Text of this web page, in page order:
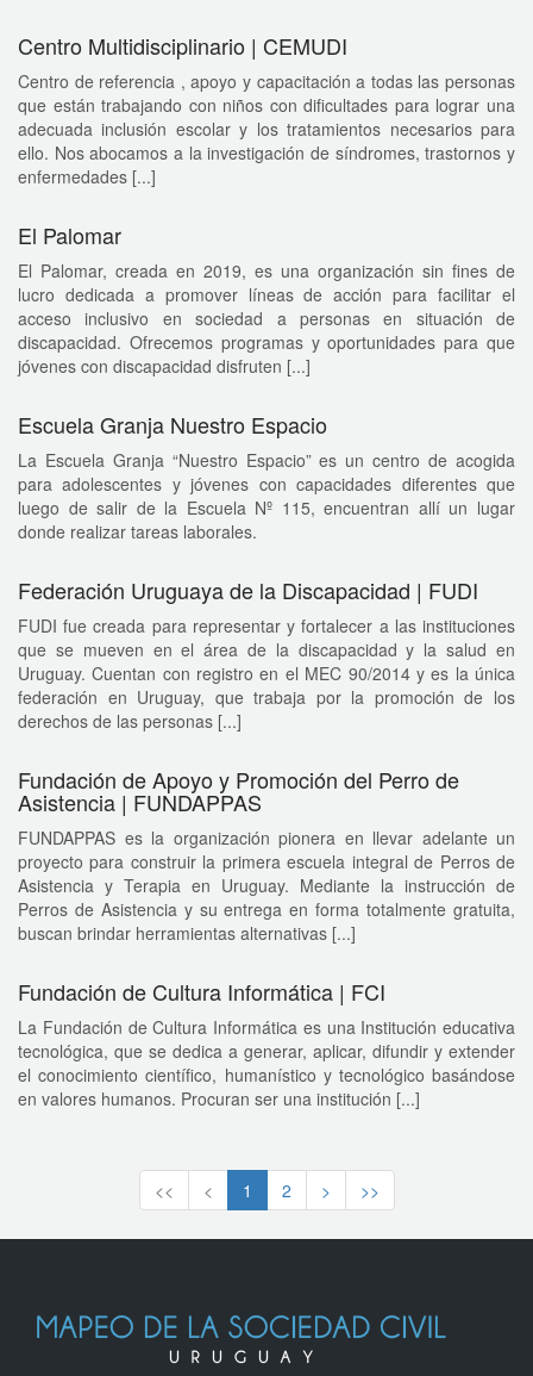
Centro Multidisciplinario | CEMUDI
Centro de referencia , apoyo y capacitación a todas las personas
que están trabajando con niños con dificultades para lograr una
adecuada inclusión escolar y los tratamientos necesarios para
ello. Nos abocamos a la investigación de síndromes, trastornos y
enfermedades [...]
El Palomar
El Palomar, creada en 2019, es una organización sin fines de
lucro dedicada a promover líneas de acción para facilitar el
acceso inclusivo en sociedad a personas en situación de
discapacidad. Ofrecemos programas y oportunidades para que
jóvenes con discapacidad disfruten [...]
Escuela Granja Nuestro Espacio
La Escuela Granja “Nuestro Espacio” es un centro de acogida
para adolescentes y jóvenes con capacidades diferentes que
luego de salir de la Escuela Nº 115, encuentran allí un lugar
donde realizar tareas laborales.
Federación Uruguaya de la Discapacidad | FUDI
FUDI fue creada para representar y fortalecer a las instituciones
que se mueven en el área de la discapacidad y la salud en
Uruguay. Cuentan con registro en el MEC 90/2014 y es la única
federación en Uruguay, que trabaja por la promoción de los
derechos de las personas [...]
Fundación de Apoyo y Promoción del Perro de
Asistencia | FUNDAPPAS
FUNDAPPAS es la organización pionera en llevar adelante un
proyecto para construir la primera escuela integral de Perros de
Asistencia y Terapia en Uruguay. Mediante la instrucción de
Perros de Asistencia y su entrega en forma totalmente gratuita,
buscan brindar herramientas alternativas [...]
Fundación de Cultura Informática | FCI
La Fundación de Cultura Informática es una Institución educativa
tecnológica, que se dedica a generar, aplicar, difundir y extender
el conocimiento científico, humanístico y tecnológico basándose
en valores humanos. Procuran ser una institución [...]
<< < 1 2 > >>